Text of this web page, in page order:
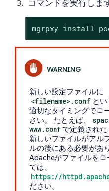
コマンドを実行します
mgrpxy install
新しい設定ファイルに
<filename>.conf とい
適切なタイミングでロ
さい。 たとえば、
www.conf で定義された
新しいファイルがアル
ルの後にある必要があ
Apacheがファイルを
ては、
https://
ださい。